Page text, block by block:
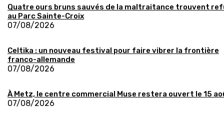
Quatre ours bruns sauvés de la maltraitance trouvent
au Parc Sainte-Croix
07/08/2026
Celtika : un nouveau festival pour faire vibrer la frontière
franco-allemande
07/08/2026
À Metz, le centre commercial Muse restera ouvert le 15
07/08/2026